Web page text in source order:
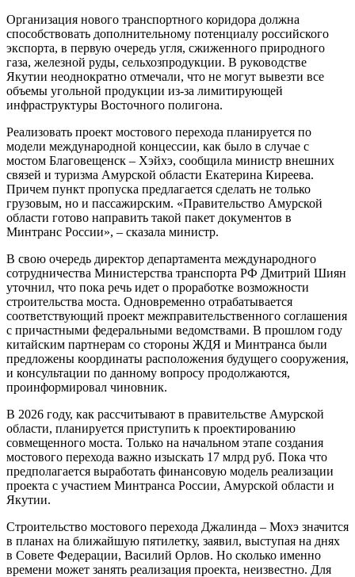
Организация нового транспортного коридора должна
способствовать дополнительному потенциалу российского
экспорта, в первую очередь угля, сжиженного природного
газа, железной руды, сельхозпродукции. В руководстве
Якутии неоднократно отмечали, что не могут вывезти все
объемы угольной продукции из-за лимитирующей
инфраструктуры Восточного полигона.
Реализовать проект мостового перехода планируется по
модели международной концессии, как было в случае с
мостом Благовещенск – Хэйхэ, сообщила министр внешних
связей и туризма Амурской области Екатерина Киреева.
Причем пункт пропуска предлагается сделать не только
грузовым, но и пассажирским. «Правительство Амурской
области готово направить такой пакет документов в
Минтранс России», – сказала министр.
В свою очередь директор департамента международного
сотрудничества Министерства транспорта РФ Дмитрий Шиян
уточнил, что пока речь идет о проработке возможности
строительства моста. Одновременно отрабатывается
соответствующий проект межправительственного соглашения
с причастными федеральными ведомствами. В прошлом году
китайским партнерам со стороны ЖДЯ и Минтранса были
предложены координаты расположения будущего сооружения,
и консультации по данному вопросу продолжаются,
проинформировал чиновник.
В 2026 году, как рассчитывают в правительстве Амурской
области, планируется приступить к проектированию
совмещенного моста. Только на начальном этапе создания
мостового перехода важно изыскать 17 млрд руб. Пока что
предполагается выработать финансовую модель реализации
проекта с участием Минтранса России, Амурской области и
Якутии.
Строительство мостового перехода Джалинда – Мохэ значится
в планах на ближайшую пятилетку, заявил, выступая на днях
в Совете Федерации, Василий Орлов. Но сколько именно
времени может занять реализация проекта, неизвестно. Для